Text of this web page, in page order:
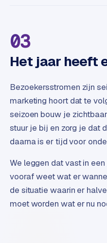
o
r
e
03
Het jaar heeft
Bezoekersstromen zijn
marketing hoort dat te
seizoen bouw je
stuur je bij en zorg je dat
daarna is er tijd voor
We leggen dat vast in
vooraf weet wat er
de situatie waarin er
moet worden wat er nu